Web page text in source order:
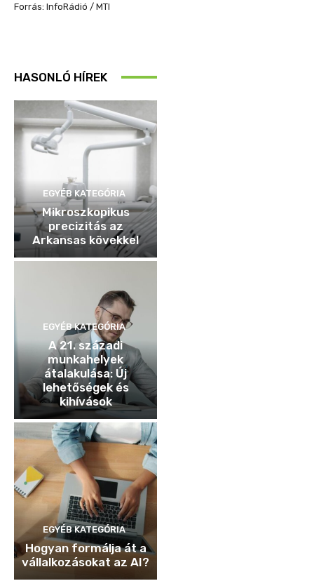
Forrás: InfoRádió / MTI
HASONLÓ HÍREK
EGYÉB KATEGÓRIA
Mikroszkopikus
precizitás az
Arkansas kövekkel
EGYÉB KATEGÓRIA
A 21. századi
munkahelyek
átalakulása: Új
lehetőségek és
kihívások
EGYÉB KATEGÓRIA
Hogyan formálja át a
vállalkozásokat az AI?